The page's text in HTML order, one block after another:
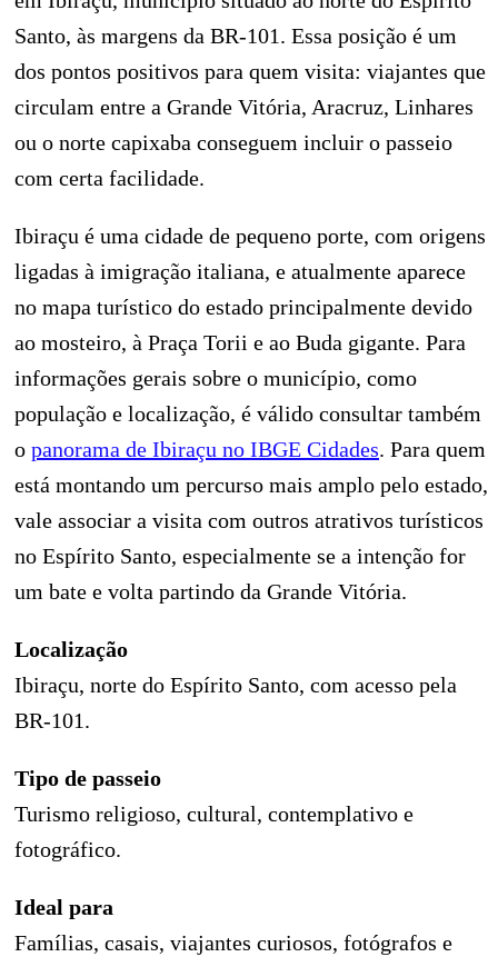
Santo, às margens da BR-101. Essa posição é um
dos pontos positivos para quem visita: viajantes que
circulam entre a Grande Vitória, Aracruz, Linhares
ou o norte capixaba conseguem incluir o passeio
com certa facilidade.
Ibiraçu é uma cidade de pequeno porte, com origens
ligadas à imigração italiana, e atualmente aparece
no mapa turístico do estado principalmente devido
ao mosteiro, à Praça Torii e ao Buda gigante. Para
informações gerais sobre o município, como
população e localização, é válido consultar também
o panorama de Ibiraçu no IBGE Cidades. Para quem
está montando um percurso mais amplo pelo estado,
vale associar a visita com outros atrativos turísticos
no Espírito Santo, especialmente se a intenção for
um bate e volta partindo da Grande Vitória.
Localização
Ibiraçu, norte do Espírito Santo, com acesso pela
BR-101.
Tipo de passeio
Turismo religioso, cultural, contemplativo e
fotográfico.
Ideal para
Famílias, casais, viajantes curiosos, fotógrafos e